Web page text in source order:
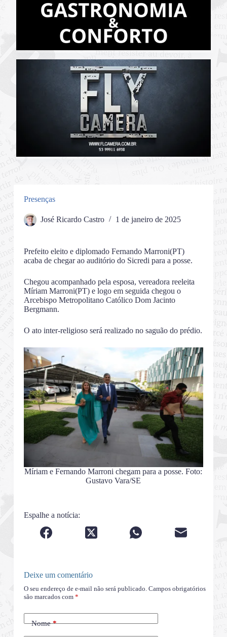
Presenças
José Ricardo Castro 1 de janeiro de 2025
Prefeito eleito e diplomado Fernando Marroni(PT)
acaba de chegar ao auditório do Sicredi para a posse.
Chegou acompanhado pela esposa, vereadora reeleita
Míriam Marroni(PT) e logo em seguida chegou o
Arcebispo Metropolitano Católico Dom Jacinto
Bergmann.
O ato inter-religioso será realizado no saguão do prédio.
Míriam e Fernando Marroni chegam para a posse. Foto:
Gustavo Vara/SE
Espalhe a notícia:
Deixe um comentário
O seu endereço de e-mail não será publicado. Campos obrigatórios
são marcados com *
Nome*